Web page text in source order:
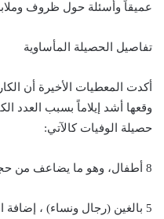
عميقاً وأسئلة حول ظروف
تفاصيل الحصيلة المأساوية
وقعها أشد إيلاماً بسبب العدد
حصيلة الوفيات كالآتي:
8 أطفال، وهو ما يضاعف من حجم المأساة الإنسانية.
5 بالغين (رجال ونساء) ، إضافة الى اخرون